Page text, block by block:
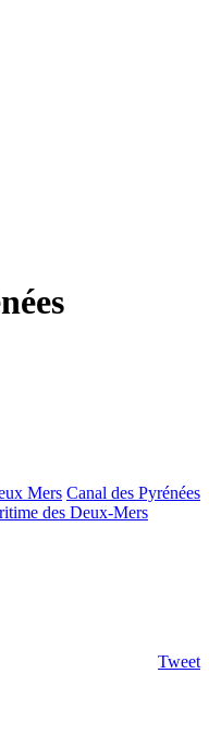
Mers Canal des Pyrénées
des Deux-Mers
Tweet